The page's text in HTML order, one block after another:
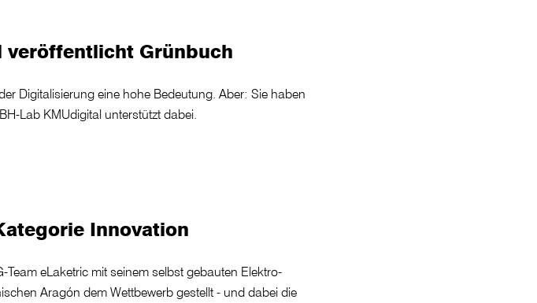
veröffentlicht Grünbuch
Digitalisierung eine hohe Bedeutung. Aber: Sie haben
Lab KMUdigital unterstützt dabei.
Innovation
eLaketric mit seinem selbst gebauten Elektro-
Aragón dem Wettbewerb gestellt - und dabei die